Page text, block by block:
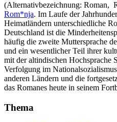
(Alternativbezeichnung:
Rom*nja. Im Laufe der
Heimatländern unterschiedliche
Deutschland ist die
häufig die zweite Muttersprache
und ein wesentlicher Teil ihrer
mit der altindischen Hochsprache
Verfolgung im
anderen Ländern und die
das Romanes heute in seinem
Thema